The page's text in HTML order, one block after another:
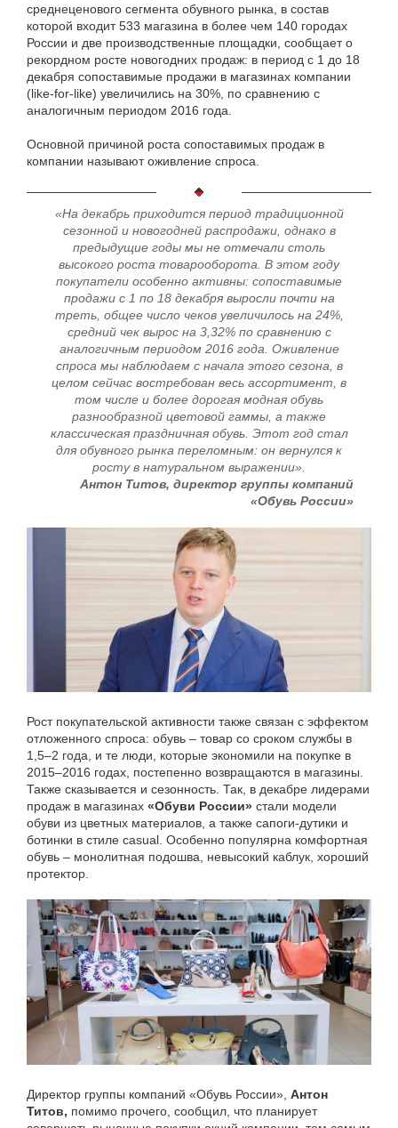
среднеценового сегмента обувного рынка, в состав
которой входит 533 магазина в более чем 140 городах
России и две производственные площадки, сообщает о
рекордном росте новогодних продаж: в период с 1 до 18
декабря сопоставимые продажи в магазинах компании
(like-for-like) увеличились на 30%, по сравнению с
аналогичным периодом 2016 года.
Основной причиной роста сопоставимых продаж в
компании называют оживление спроса.
«На декабрь приходится период традиционной
сезонной и новогодней распродажи, однако в
предыдущие годы мы не отмечали столь
высокого роста товарооборота. В этом году
покупатели особенно активны: сопоставимые
продажи с 1 по 18 декабря выросли почти на
треть, общее число чеков увеличилось на 24%,
средний чек вырос на 3,32% по сравнению с
аналогичным периодом 2016 года. Оживление
спроса мы наблюдаем с начала этого сезона, в
целом сейчас востребован весь ассортимент, в
том числе и более дорогая модная обувь
разнообразной цветовой гаммы, а также
классическая праздничная обувь. Этот год стал
для обувного рынка переломным: он вернулся к
росту в натуральном выражении».
Антон Титов, директор группы компаний
«Обувь России»
Рост покупательской активности также связан с эффектом
отложенного спроса: обувь – товар со сроком службы в
1,5–2 года, и те люди, которые экономили на покупке в
2015–2016 годах, постепенно возвращаются в магазины.
Также сказывается и сезонность. Так, в декабре лидерами
продаж в магазинах «Обуви России» стали модели
обуви из цветных материалов, а также сапоги-дутики и
ботинки в стиле casual. Особенно популярна комфортная
обувь – монолитная подошва, невысокий каблук, хороший
протектор.
Директор группы компаний «Обувь России», Антон
Титов, помимо прочего, сообщил, что планирует